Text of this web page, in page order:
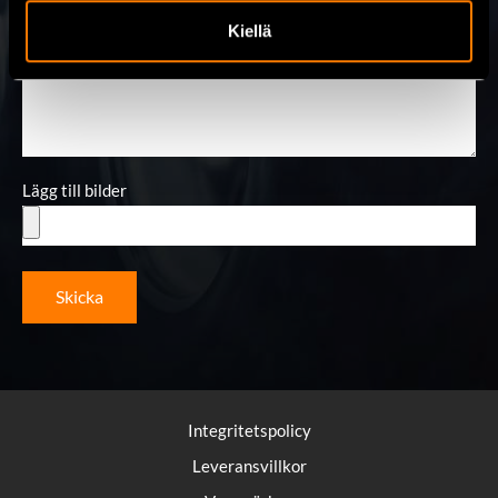
Kiellä
Lägg till bilder
Skicka
Integritetspolicy
Leveransvillkor